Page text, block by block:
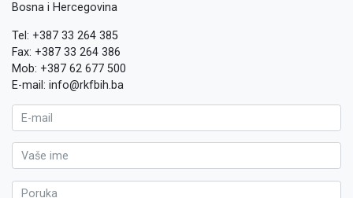
Bosna i Hercegovina
Tel: +387 33 264 385
Fax: +387 33 264 386
Mob: +387 62 677 500
E-mail: info@rkfbih.ba